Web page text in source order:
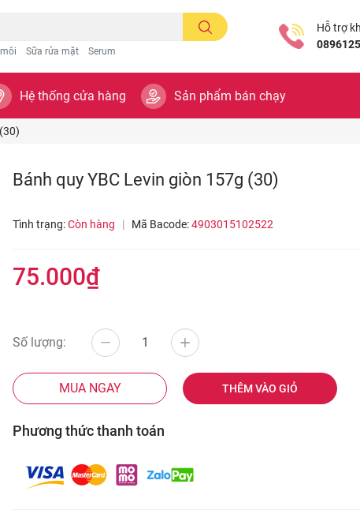
Sữa rửa mặt Serum
Hỗ trợ
Hệ thống cửa hàng Sản phẩm bán chạy
Bánh quy YBC Levin giòn 157g (30)
Tình trạng:Còn hàng | Mã Bacode:4903015102522
75.000₫
Số lượng:
MUA NGAY THÊM VÀO GIỎ
Phương thức thanh toán